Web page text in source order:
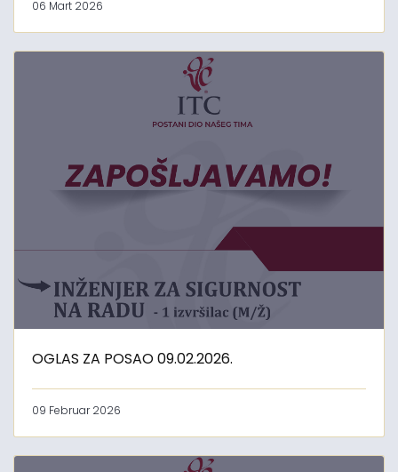
06 Mart 2026
OGLAS ZA POSAO 09.02.2026.
09 Februar 2026